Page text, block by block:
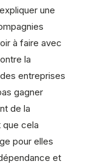
une
à faire avec
la
entreprises
gagner
de la
que cela
pour elles
et